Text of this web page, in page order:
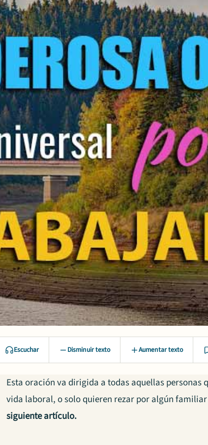
Escuchar Disminuir texto Aumentar texto
Esta oración va dirigida a todas aquellas personas
vida laboral, o solo quieren rezar por algún
siguiente artículo.